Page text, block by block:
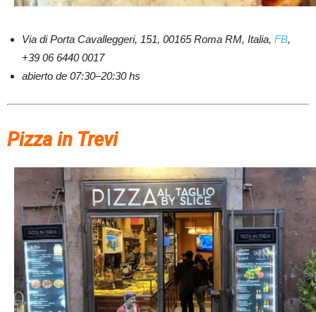
Via di Porta Cavalleggeri, 151, 00165 Roma RM, Italia, FB,
+39 06 6440 0017
abierto de 07:30–20:30 hs
Pizza in Trevi